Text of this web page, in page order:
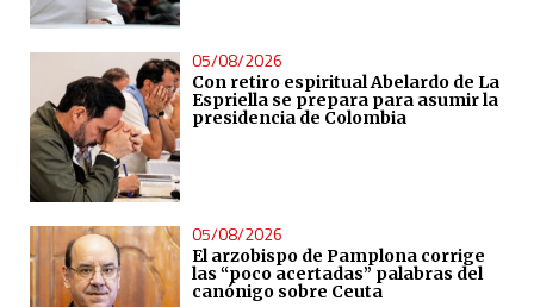
05/08/2026
Con retiro espiritual Abelardo de La
Espriella se prepara para asumir la
presidencia de Colombia
05/08/2026
El arzobispo de Pamplona corrige
las “poco acertadas” palabras del
canónigo sobre Ceuta